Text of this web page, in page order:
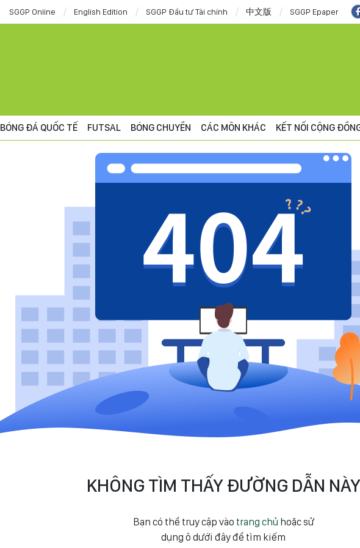
SGGP Online English Edition SGGP Đầu tư Tài chính 中文版 SGGP Epaper
BÓNG ĐÁ QUỐC TẾ FUTSAL BÓNG CHUYỀN CÁC MÔN KHÁC KẾT NỐI CỘNG
KHÔNG TÌM THẤY ĐƯỜNG DẪN NÀY
Bạn có thể truy cập vào trang chủ hoặc sử
dụng ô dưới đây để tìm kiếm